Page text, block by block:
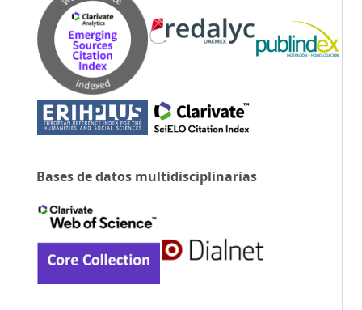
Bases de datos multidisciplinarias